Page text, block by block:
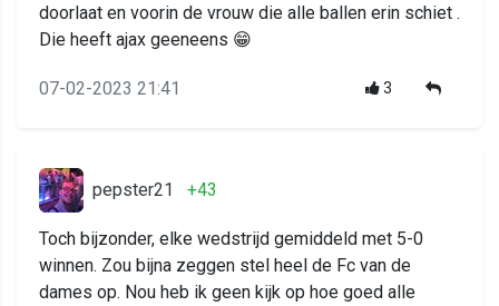
doorlaat en voorin de vrouw die alle ballen erin schiet .
Die heeft ajax geeneens 😁
07-02-2023 21:41 3
pepster21 +43
Toch bijzonder, elke wedstrijd gemiddeld met 5-0
winnen. Zou bijna zeggen stel heel de Fc van de
dames op. Nou heb ik geen kijk op hoe goed alle